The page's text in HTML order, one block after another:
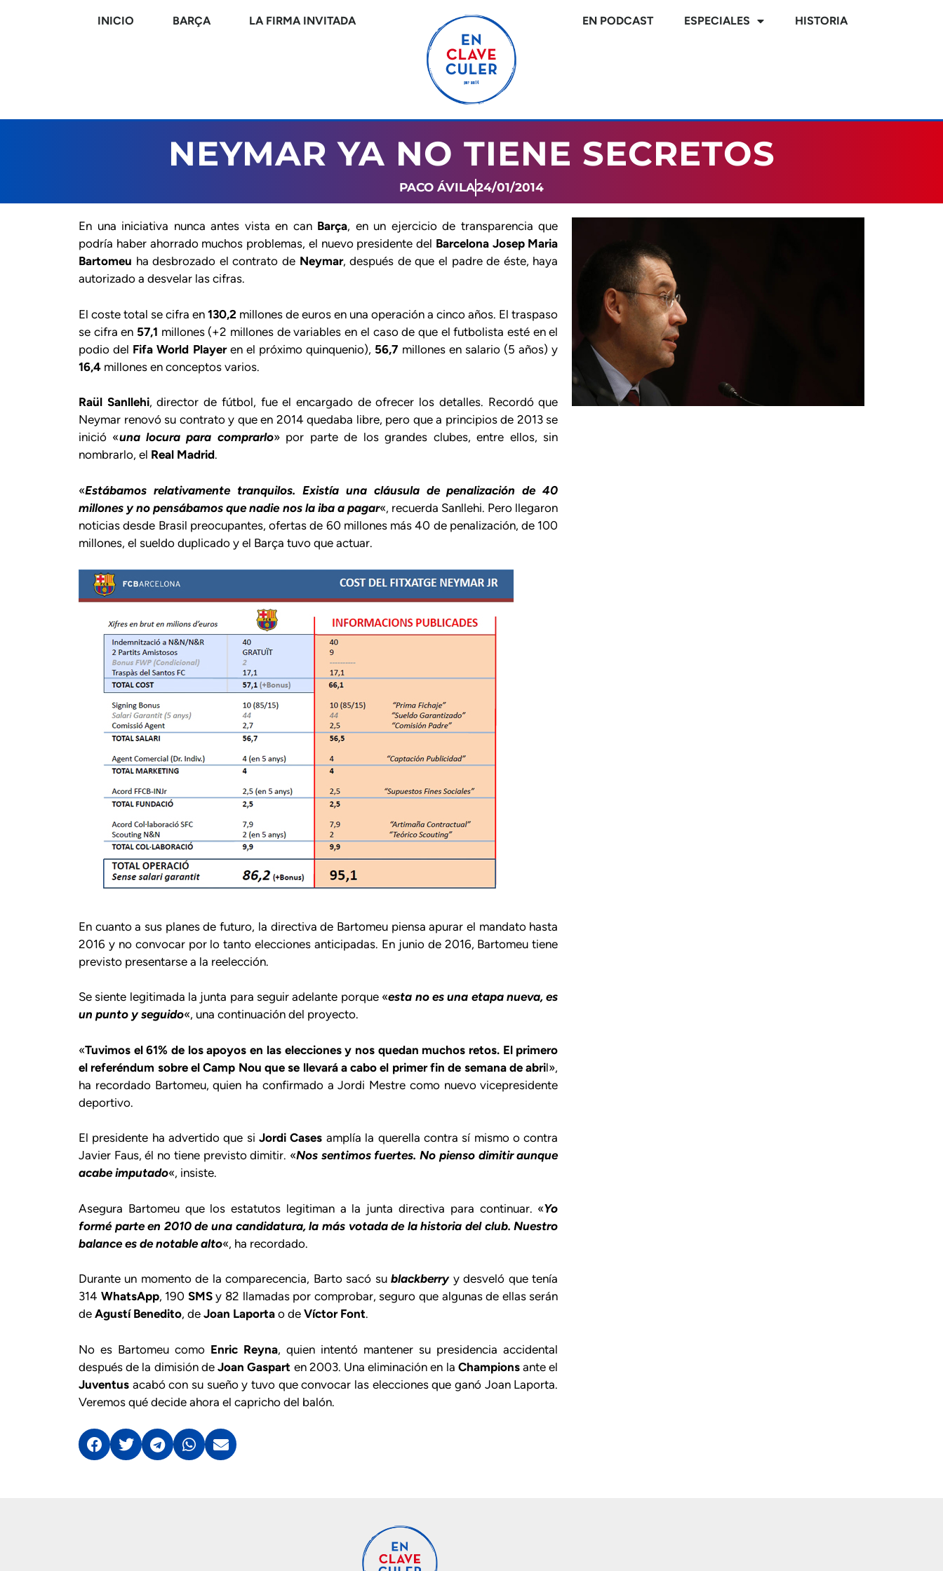
INICIO BARÇA LA FIRMA INVITADA EN PODCAST ESPECIALES HISTORIA
NEYMAR YA NO TIENE SECRETOS
PACO ÁVILA24/01/2014
En una iniciativa nunca antes vista en can Barça, en un ejercicio de transparencia que
podría haber ahorrado muchos problemas, el nuevo presidente del Barcelona Josep Maria
Bartomeu ha desbrozado el contrato de Neymar, después de que el padre de éste, haya
autorizado a desvelar las cifras.
El coste total se cifra en130,2 millones de euros en una operación a cinco años. El traspaso
se cifra en 57,1 millones (+2 millones de variables en el caso de que el futbolista esté en el
podio del Fifa World Playeren el próximo quinquenio), 56,7 millones en salario (5 años) y
16,4 millones en conceptos varios.
Raül Sanllehi, director de fútbol, fue el encargado de ofrecer los detalles. Recordó que
Neymar renovó su contrato y que en 2014 quedaba libre, pero que a principios de 2013 se
inició «una locura para comprarlo» por parte de los grandes clubes, entre ellos, sin
nombrarlo, el Real Madrid.
«Estábamos relativamente tranquilos. Existía una cláusula de penalización de 40
millones y no pensábamos que nadie nos la iba a pagar«, recuerda Sanllehi. Pero llegaron
noticias desde Brasil preocupantes, ofertas de 60 millones más 40 de penalización, de 100
millones, el sueldo duplicado y el Barça tuvo que actuar.
En cuanto a sus planes de futuro, la directiva de Bartomeu piensa apurar el mandato hasta
2016 y no convocar por lo tanto elecciones anticipadas. En junio de 2016, Bartomeu tiene
previsto presentarse a la reelección.
Se siente legitimada la junta para seguir adelante porque «esta no es una etapa nueva, es
un punto y seguido«, una continuación del proyecto.
«Tuvimos el 61% de los apoyos en las elecciones y nos quedan muchos retos. El primero
el referéndum sobre el Camp Nou que se llevará a cabo el primer fin de semana de abril»,
ha recordado Bartomeu, quien ha confirmado a Jordi Mestre como nuevo vicepresidente
deportivo.
El presidente ha advertido que siJordi Cases amplía la querella contra sí mismo o contra
Javier Faus, él no tiene previsto dimitir. «Nos sentimos fuertes. No pienso dimitir aunque
acabe imputado«, insiste.
Asegura Bartomeu que los estatutos legitiman a la junta directiva para continuar. «Yo
formé parte en 2010 de una candidatura, la más votada de la historia del club. Nuestro
balance es de notable alto«, ha recordado.
Durante un momento de la comparecencia, Barto sacó sublackberryy desveló que tenía
314 WhatsApp, 190 SMSy 82 llamadas por comprobar, seguro que algunas de ellas serán
de Agustí Benedito, de Joan Laporta o de Víctor Font.
No es Bartomeu como Enric Reyna, quien intentó mantener su presidencia accidental
después de la dimisión deJoan Gaspart en 2003. Una eliminación en la Championsante el
Juventus acabó con su sueño y tuvo que convocar las elecciones que ganó Joan Laporta.
Veremos qué decide ahora el capricho del balón.